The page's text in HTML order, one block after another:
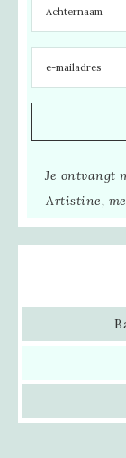
Je ontvangt
Artistine,